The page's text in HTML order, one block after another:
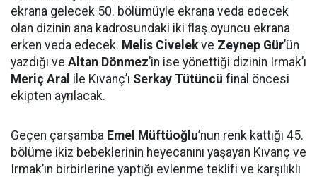
ekrana gelecek 50. bölümüyle ekrana veda edecek
olan dizinin ana kadrosundaki iki flaş oyuncu ekrana
erken veda edecek. Melis Civelekve Zeynep Gür’ün
yazdığı ve Altan Dönmez’in ise yönettiği dizinin Irmak’ı
Meriç Aral ile Kıvanç’ı Serkay Tütüncü final öncesi
ekipten ayrılacak.
Geçen çarşamba Emel Müftüoğlu’nun renk kattığı 45.
bölüme ikiz bebeklerinin heyecanını yaşayan Kıvanç ve
Irmak’ın birbirlerine yaptığı evlenme teklifi ve karşılıklı